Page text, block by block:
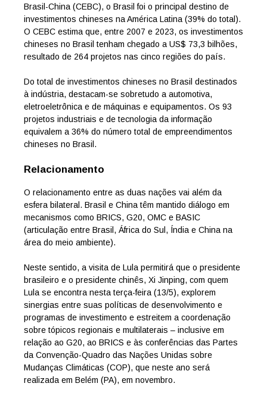
Brasil-China (CEBC), o Brasil foi o principal destino de
investimentos chineses na América Latina (39% do total).
O CEBC estima que, entre 2007 e 2023, os investimentos
chineses no Brasil tenham chegado a US$ 73,3 bilhões,
resultado de 264 projetos nas cinco regiões do país.
Do total de investimentos chineses no Brasil destinados
à indústria, destacam-se sobretudo a automotiva,
eletroeletrônica e de máquinas e equipamentos. Os 93
projetos industriais e de tecnologia da informação
equivalem a 36% do número total de empreendimentos
chineses no Brasil.
Relacionamento
O relacionamento entre as duas nações vai além da
esfera bilateral. Brasil e China têm mantido diálogo em
mecanismos como BRICS, G20, OMC e BASIC
(articulação entre Brasil, África do Sul, Índia e China na
área do meio ambiente).
Neste sentido, a visita de Lula permitirá que o presidente
brasileiro e o presidente chinês, Xi Jinping, com quem
Lula se encontra nesta terça-feira (13/5), explorem
sinergias entre suas políticas de desenvolvimento e
programas de investimento e estreitem a coordenação
sobre tópicos regionais e multilaterais – inclusive em
relação ao G20, ao BRICS e às conferências das Partes
da Convenção-Quadro das Nações Unidas sobre
Mudanças Climáticas (COP), que neste ano será
realizada em Belém (PA), em novembro.